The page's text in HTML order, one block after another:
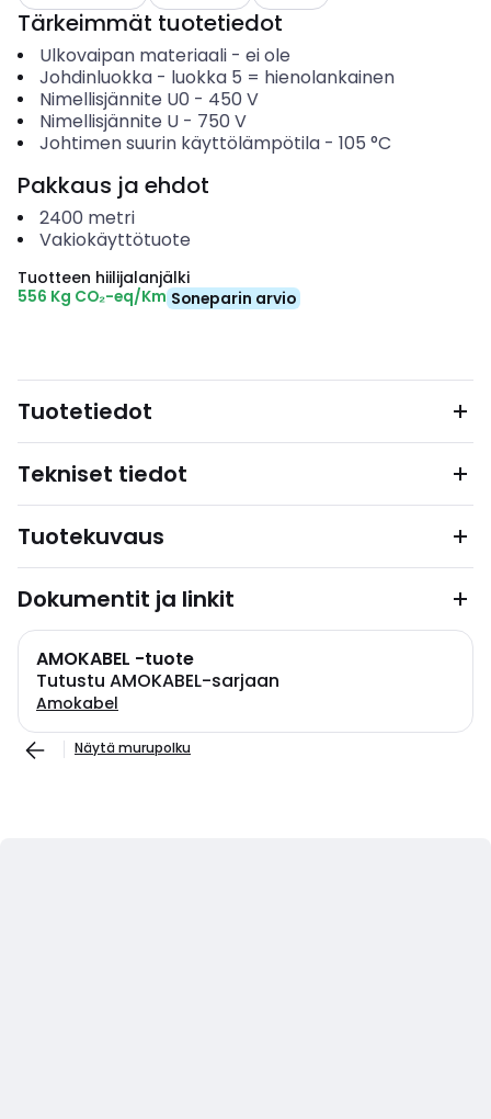
Tärkeimmät tuotetiedot
Ulkovaipan materiaali- ei ole
Johdinluokka- luokka 5 = hienolankainen
Nimellisjännite U0 - 450 V
Nimellisjännite U- 750 V
Johtimen suurin käyttölämpötila- 105 °C
Pakkaus ja ehdot
2400 metri
Vakiokäyttötuote
Tuotteen hiilijalanjälki
556 Kg CO₂-eq/Km Soneparin arvio
Tuotetiedot
Tekniset tiedot
Tuotekuvaus
Dokumentit ja linkit
AMOKABEL -tuote
Tutustu AMOKABEL-sarjaan
Amokabel
Näytä murupolku